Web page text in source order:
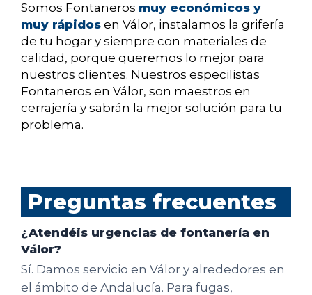
Somos Fontaneros muy económicos y
muy rápidos en Válor, instalamos la grifería
de tu hogar y siempre con materiales de
calidad, porque queremos lo mejor para
nuestros clientes. Nuestros especilistas
Fontaneros en Válor, son maestros en
cerrajería y sabrán la mejor solución para tu
problema.
Preguntas frecuentes
¿Atendéis urgencias de fontanería en
Válor?
Sí. Damos servicio en Válor y alrededores en
el ámbito de Andalucía. Para fugas,